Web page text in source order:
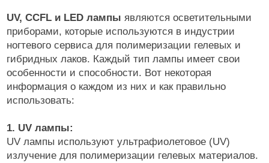
UV, CCFL и LED лампы являются осветительными
приборами, которые используются в индустрии
ногтевого сервиса для полимеризации гелевых и
гибридных лаков. Каждый тип лампы имеет свои
особенности и способности. Вот некоторая
информация о каждом из них и как правильно
использовать:
1. UV лампы:
UV лампы используют ультрафиолетовое (UV)
излучение для полимеризации гелевых материалов.